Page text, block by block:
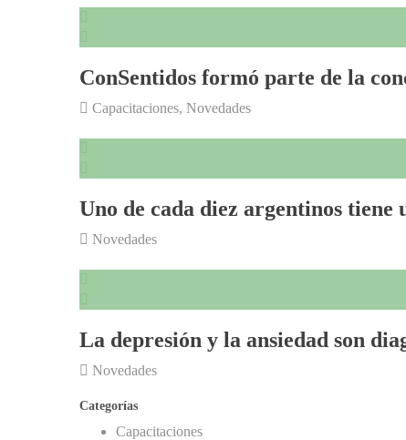
ConSentidos formó parte de la
Capacitaciones, Novedades
Uno de cada diez argentinos tiene
Novedades
La depresión y la ansiedad son
Novedades
Categorías
Capacitaciones